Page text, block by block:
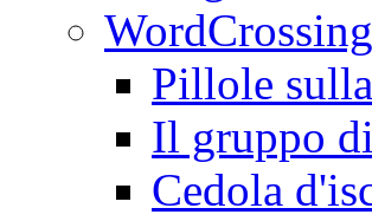
WordCrossing
Pillole
Il gruppo
Cedola